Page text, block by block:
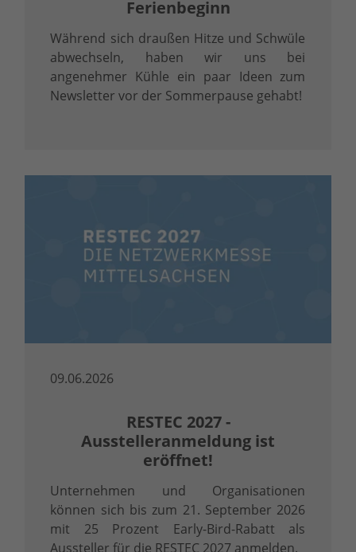
Ferienbeginn
Während sich draußen Hitze und Schwüle
abwechseln, haben wir uns bei
angenehmer Kühle ein paar Ideen zum
Newsletter vor der Sommerpause gehabt!
09.06.2026
RESTEC 2027 -
Ausstelleranmeldung ist
eröffnet!
Unternehmen und Organisationen
können sich bis zum 21. September 2026
mit 25 Prozent Early-Bird-Rabatt als
Aussteller für die RESTEC 2027 anmelden.